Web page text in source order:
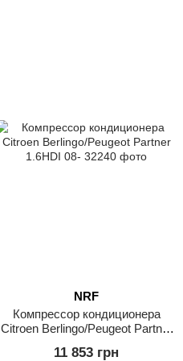
NRF
Компрессор кондиционера
Citroen Berlingo/Peugeot Partner
11 853 грн